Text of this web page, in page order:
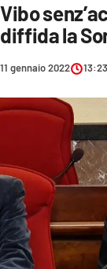
CRONACA
POLITICA
SANITÀ
AMBIENTE
CULTURA
ECONOMIA E
EVENTI
Vibo
diffida la
11 gennaio 2022 13:23